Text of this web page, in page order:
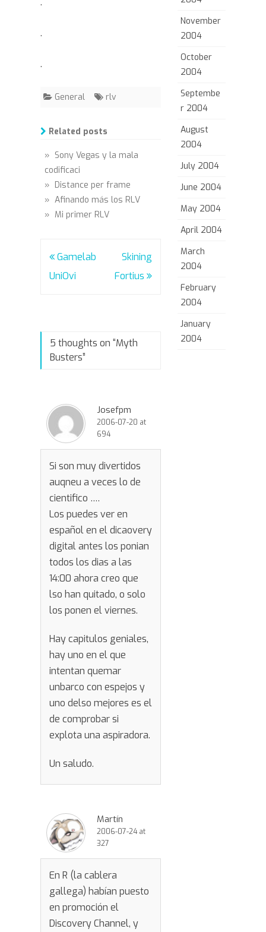
.
.
General rlv
Related posts
» Sony Vegas y la mala
codificaci
» Distance per frame
» Afinando más los RLV
» Mi primer RLV
Post
navigation
Gamelab
UniOvi
Skining
Fortius
5 thoughts on “Myth
Busters”
Josefpm
2006-07-20 at
694
Si son muy divertidos
auqneu a veces lo de
cientifico ….
Los puedes ver en
español en el dicaovery
digital antes los ponian
todos los dias a las
14:00 ahora creo que
lso han quitado, o solo
los ponen el viernes.
Hay capitulos geniales,
hay uno en el que
intentan quemar
unbarco con espejos y
uno delso mejores es el
de comprobar si
explota una aspiradora.
Un saludo.
Martín
2006-07-24 at
327
En R (la cablera
gallega) habían puesto
en promoción el
Discovery Channel, y
November
2004
October
2004
Septembe
r 2004
August
2004
July 2004
June 2004
May 2004
April 2004
March
2004
February
2004
January
2004